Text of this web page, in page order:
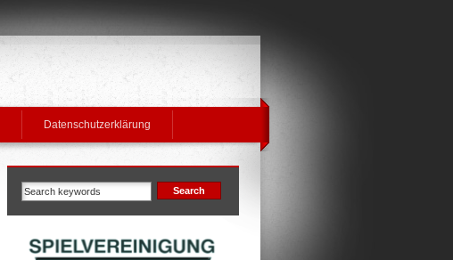
Datenschutzerklärung